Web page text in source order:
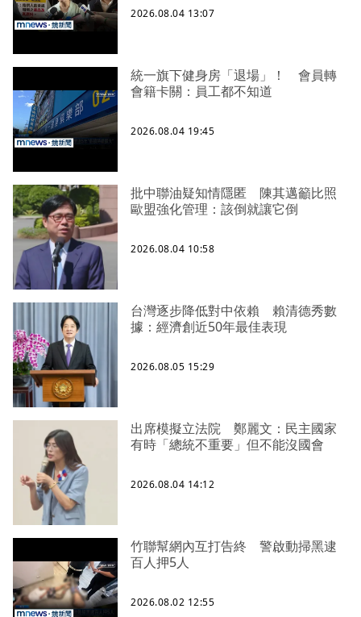
2026.08.04 13:07
統一旗下健身房「退場」！ 會員轉
會籍卡關：員工都不知道
2026.08.04 19:45
批中聯油疑知情隱匿 陳其邁籲比照
歐盟強化管理：該倒就讓它倒
2026.08.04 10:58
台灣逐步降低對中依賴 賴清德秀數
據：經濟創近50年最佳表現
2026.08.05 15:29
出席模擬立法院 鄭麗文：民主國家
有時「總統不重要」但不能沒國會
2026.08.04 14:12
竹聯幫網內互打告終 警啟動掃黑逮
百人押5人
2026.08.02 12:55